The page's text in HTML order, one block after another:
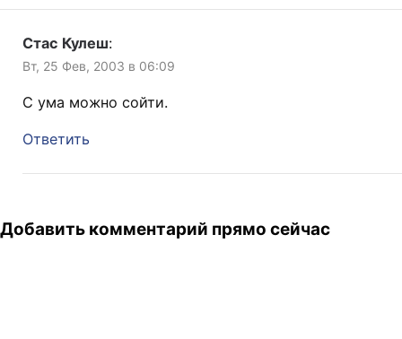
Стас Кулеш:
Вт, 25 Фев, 2003 в 06:09
С ума можно сойти.
Ответить
Добавить комментарий прямо сейчас